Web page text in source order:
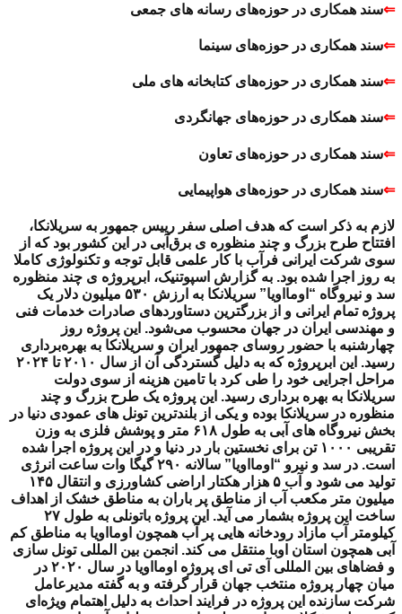
⇐سند همکاری در حوزه‌های رسانه های جمعی
⇐سند همکاری در حوزه‌های سینما
⇐سند همکاری در حوزه‌های کتابخانه های ملی
⇐سند همکاری در حوزه‌های جهانگردی
⇐سند همکاری در حوزه‌های تعاون
⇐سند همکاری در حوزه‌های هواپیمایی
لازم به ذکر است که هدف اصلی سفر رییس جمهور به سریلانکا،
افتتاح طرح بزرگ و چند منظوره ی برق‌آبی در این کشور بود که از
سوی شرکت ایرانی فرآب با کار علمی قابل توجه و تکنولوژی کاملا
به‌ روز اجرا شده بود. به گزارش اسپوتنیک، ابرپروژه ی چند منظوره
سد و نیروگاه “اومااویا” سریلانکا به ارزش ۵۳۰ میلیون دلار یک
پروژه تمام ایرانی و از بزرگترین دستاوردهای صادرات خدمات فنی
و مهندسی ایران در جهان محسوب می‌شود. این پروژه روز
چهارشنبه با حضور روسای جمهور ایران و سریلانکا به بهره‌برداری
رسید. این ابرپروژه که به دلیل گستردگی آن از سال ۲۰۱۰ تا ۲۰۲۴
مراحل اجرایی خود را طی کرد با تامین هزینه از سوی دولت
سریلانکا به بهره برداری رسید. این پروژه یک طرح بزرگ و چند
منظوره در سریلانکا بوده و یکی از بلندترین تونل های عمودی دنیا در
بخش نیروگاه های آبی به طول ۶۱۸ متر و پوشش فلزی به وزن
تقریبی ۱۰۰۰ تن برای نخستین بار در دنیا و در این پروژه اجرا شده
است. در سد و نیرو “اومااویا” سالانه ۲۹۰ گیگا وات ساعت انرژی
تولید می شود و آب ۵ هزار هکتار اراضی کشاورزی و انتقال ۱۴۵
میلیون متر مکعب آب از مناطق پر باران به مناطق خشک از اهداف
ساخت این پروژه بشمار می آید. این پروژه باتونلی به طول ۲۷
کیلومتر آب مازاد رودخانه هایی پر آب همچون اومااویا به مناطق کم
آبی همچون استان اوبا منتقل می کند. انجمن بین المللی تونل سازی
و فضاهای بین المللی آی تی ای پروژه اومااویا در سال ۲۰۲۰ در
میان چهار پروژه منتخب جهان قرار گرفته و به گفته مدیرعامل
شرکت سازنده این پروژه در فرایند احداث به دلیل اهتمام ویژه‌ای